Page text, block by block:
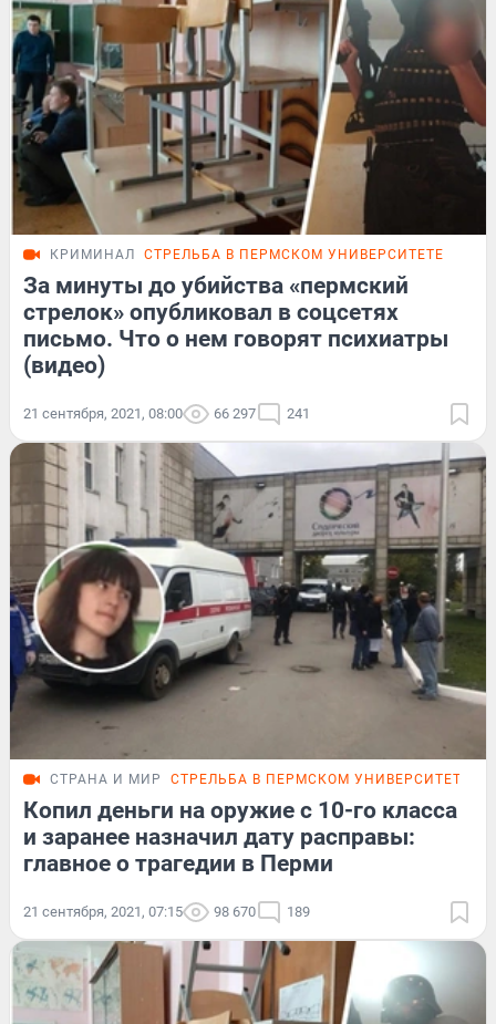
КРИМИНАЛ СТРЕЛЬБА В ПЕРМСКОМ УНИВЕРСИТЕТЕ
За минуты до убийства «пермский
стрелок» опубликовал в соцсетях
письмо. Что о нем говорят психиатры
(видео)
21 сентября, 2021, 08:00 66 297 241
СТРАНА И МИР СТРЕЛЬБА В ПЕРМСКОМ УНИВЕРСИТЕТЕ
Копил деньги на оружие с 10-го класса
и заранее назначил дату расправы:
главное о трагедии в Перми
21 сентября, 2021, 07:15 98 670 189